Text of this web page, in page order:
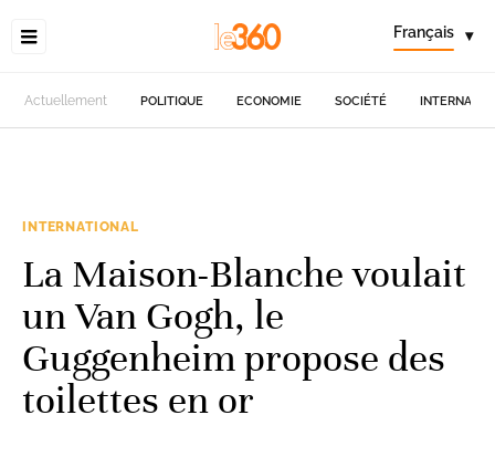
Français ▾
Actuellement POLITIQUE ECONOMIE SOCIÉTÉ
INTERNATIONAL
La Maison-Blanche voulait
un Van Gogh, le
Guggenheim propose des
toilettes en or